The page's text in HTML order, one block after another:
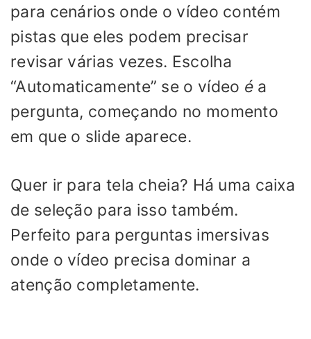
para cenários onde o vídeo contém
pistas que eles podem precisar
revisar várias vezes. Escolha
“Automaticamente” se o vídeo é a
pergunta, começando no momento
em que o slide aparece.
Quer ir para tela cheia? Há uma caixa
de seleção para isso também.
Perfeito para perguntas imersivas
onde o vídeo precisa dominar a
atenção completamente.